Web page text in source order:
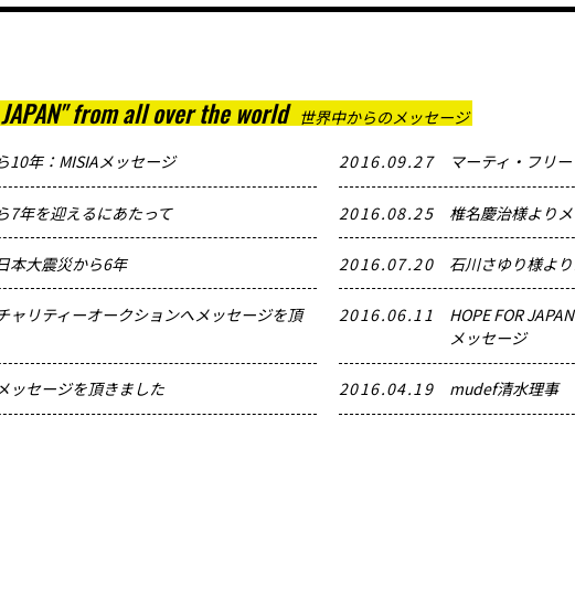
from all over the world 世界中からのメッセージ
10年：MISIAメッセージ
7年を迎えるにあたって
本大震災から6年
ャリティーオークションへメッセージを頂
ッセージを頂きました
2016.09.27 マーティ・フリ
2016.08.25 椎名慶治様より
2016.07.20 石川さゆり様よ
2016.06.11
HOPE FOR
メッセージ
2016.04.19 mudef清水理事